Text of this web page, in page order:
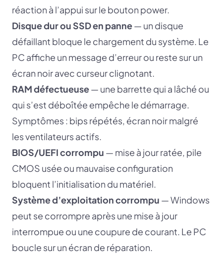
réaction à l’appui sur le bouton power.
Disque dur ou SSD en panne— un disque
défaillant bloque le chargement du système. Le
PC affiche un message d’erreur ou reste sur un
écran noir avec curseur clignotant.
RAM défectueuse— une barrette qui a lâché ou
qui s’est déboîtée empêche le démarrage.
Symptômes : bips répétés, écran noir malgré
les ventilateurs actifs.
BIOS/UEFI corrompu — mise à jour ratée, pile
CMOS usée ou mauvaise configuration
bloquent l’initialisation du matériel.
Système d’exploitation corrompu — Windows
peut se corrompre après une mise à jour
interrompue ou une coupure de courant. Le PC
boucle sur un écran de réparation.